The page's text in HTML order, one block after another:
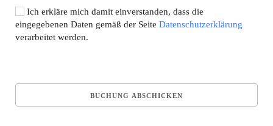
Ich erkläre mich damit einverstanden, dass die
eingegebenen Daten gemäß der Seite Datenschutzerklärung
verarbeitet werden.